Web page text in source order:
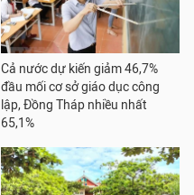
Cả nước dự kiến giảm 46,7%
đầu mối cơ sở giáo dục công
lập, Đồng Tháp nhiều nhất
65,1%